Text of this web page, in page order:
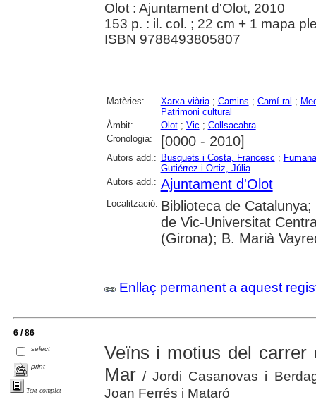
Olot : Ajuntament d'Olot, 2010
153 p. : il. col. ; 22 cm + 1 mapa
ISBN 9788493805807
Matèries: Xarxa viària; Camins ; Camí ral ;
Patrimoni cultural
Àmbit:
Olot; Vic ; Collsacabra
Cronologia:
[0000 - 2010]
Autors add.: Busquets i Costa, Francesc ;
Gutiérrez i Ortiz, Júlia
Autors add.: Ajuntament d'Olot
Localització: Biblioteca de
de Vic-Universitat
(Girona); B. Marià
Enllaç permanent a aquest
6 / 86
select
print
Text complet
Veïns i motius del
Mar/ Jordi Casanovas i
Joan Ferrés i Mataró